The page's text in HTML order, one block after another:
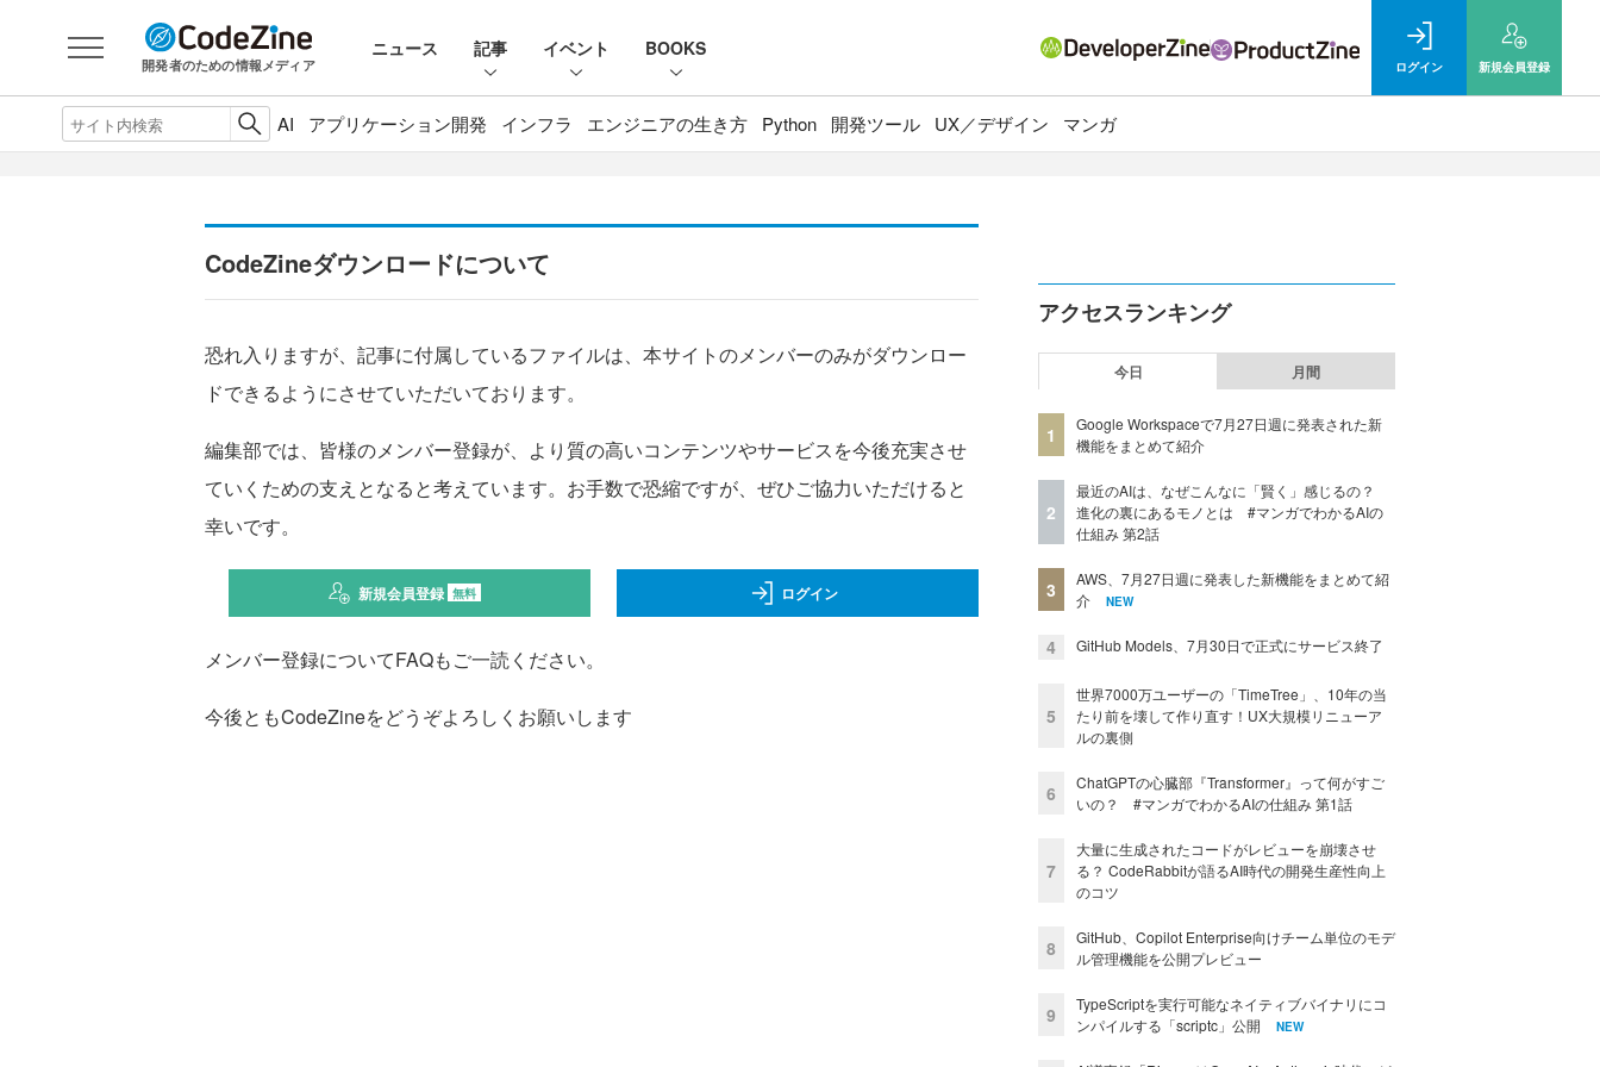
開発者のための情報メディア
ニュース 記事 イベント BOOKS
ログイン 新規会員登録
AI アプリケーション開発 インフラ エンジニアの生き方 Python 開発ツール UX／デザイン マンガ
CodeZineダウンロードについて
恐れ入りますが、記事に付属しているファイルは、本サイトのメンバーのみがダウンロー
ドできるようにさせていただいております。
編集部では、皆様のメンバー登録が、より質の高いコンテンツやサービスを今後充実させ
ていくための支えとなると考えています。お手数で恐縮ですが、ぜひご協力いただけると
幸いです。
新規会員登録 無料 ログイン
メンバー登録についてFAQもご一読ください。
今後ともCodeZineをどうぞよろしくお願いします
アクセスランキング
今日 月間
1
Google Workspaceで7月27日週に発表された新
機能をまとめて紹介
2
最近のAIは、なぜこんなに「賢く」感じるの？
進化の裏にあるモノとは #マンガでわかるAIの
仕組み 第2話
3
AWS、7月27日週に発表した新機能をまとめて紹
介
NEW
4 GitHub Models、7月30日で正式にサービス終了
5
世界7000万ユーザーの「TimeTree」、10年の当
たり前を壊して作り直す！UX大規模リニューア
ルの裏側
6
ChatGPTの心臓部『Transformer』って何がすご
いの？ #マンガでわかるAIの仕組み 第1話
7
大量に生成されたコードがレビューを崩壊させ
る？ CodeRabbitが語るAI時代の開発生産性向上
のコツ
8
GitHub、Copilot Enterprise向けチーム単位のモデ
ル管理機能を公開プレビュー
9
TypeScriptを実行可能なネイティブバイナリにコ
ンパイルする「scriptc」公開
NEW